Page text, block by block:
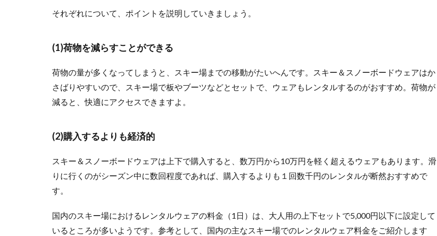
いろな
デザイ
しめ
る！
1.2
ウェ
基本
選び
サイズ
を選ぶ
それぞれについて、ポイントを説明していきましょう。
(1)荷物を減らすことができる
荷物の量が多くなってしまうと、スキー場までの移動がたいへんです。スキー＆スノーボードウェアはか
さばりやすいので、スキー場で板やブーツなどとセットで、ウェアもレンタルするのがおすすめ。荷物が
減ると、快適にアクセスできますよ。
(2)購入するよりも経済的
スキー＆スノーボードウェアは上下で購入すると、数万円から10万円を軽く超えるウェアもあります。滑
りに行くのがシーズン中に数回程度であれば、購入するよりも１回数千円のレンタルが断然おすすめで
す。
国内のスキー場におけるレンタルウェアの料金（1日）は、大人用の上下セットで5,000円以下に設定して
いるところが多いようです。参考として、国内の主なスキー場でのレンタルウェア料金をご紹介します